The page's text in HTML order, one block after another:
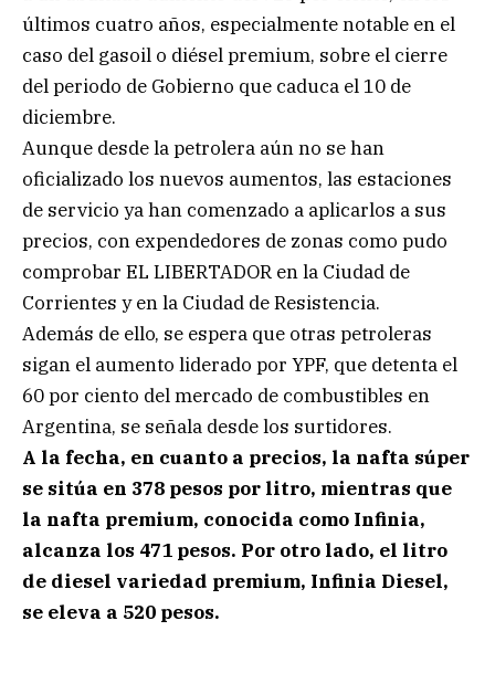
últimos cuatro años, especialmente notable en el
caso del gasoil o diésel premium, sobre el cierre
del periodo de Gobierno que caduca el 10 de
diciembre.
Aunque desde la petrolera aún no se han
oficializado los nuevos aumentos, las estaciones
de servicio ya han comenzado a aplicarlos a sus
precios, con expendedores de zonas como pudo
comprobar EL LIBERTADOR en la Ciudad de
Corrientes y en la Ciudad de Resistencia.
Además de ello, se espera que otras petroleras
sigan el aumento liderado por YPF, que detenta el
60 por ciento del mercado de combustibles en
Argentina, se señala desde los surtidores.
A la fecha, en cuanto a precios, la nafta súper
se sitúa en 378 pesos por litro, mientras que
la nafta premium, conocida como Infinia,
alcanza los 471 pesos. Por otro lado, el litro
de diesel variedad premium, Infinia Diesel,
se eleva a 520 pesos.